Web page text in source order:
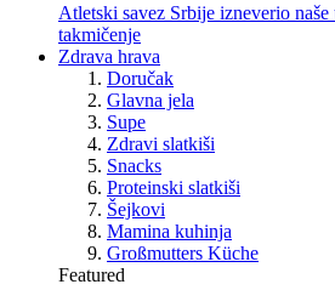
Atletski savez Srbije izneverio naše
takmičenje
Zdrava hrava
Doručak
Glavna jela
Supe
Zdravi slatkiši
Snacks
Proteinski slatkiši
Šejkovi
Mamina kuhinja
Großmutters Küche
Featured